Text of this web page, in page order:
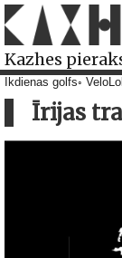
Kazhes
Ikdienas golfs
Īrijas